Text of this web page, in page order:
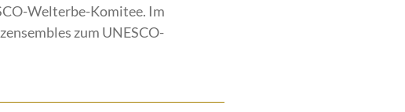
Welterbe-Komitee. Im
zum UNESCO-